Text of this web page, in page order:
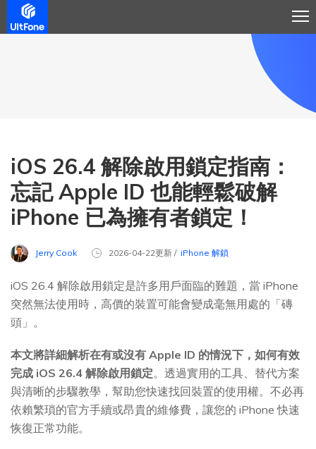
iOS 26.4 解除啟用鎖定指南：
忘記 Apple ID 也能輕鬆破解
iPhone 已為擁有者鎖定！
Jerry Cook 2026-04-22更新 / iPhone 解鎖
iOS 26.4 解除啟用鎖定是許多用戶面臨的難題，當 iPhone
突然無法使用時，高價的裝置可能會變成毫無用處的「磚
頭」。
本文將詳細解析在有或沒有 Apple ID 的情況下，如何有效
完成 iOS 26.4 解除啟用鎖定。透過實用的工具、替代方案
與清晰的步驟教學，幫助您快速找回裝置的使用權。不必再
依賴繁瑣的官方手續或昂貴的維修費，讓您的 iPhone 快速
恢復正常功能。